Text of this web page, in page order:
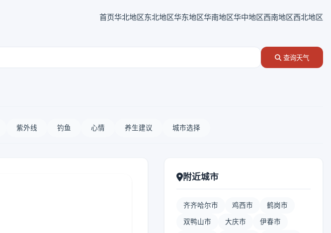
首页华北地区东北地区华东地区华南地区华中地区西南地区西北地区
查询天气
紫外线 钓鱼 心情 养生建议 城市选择
附近城市
齐齐哈尔市 鸡西市 鹤岗市
双鸭山市 大庆市 伊春市